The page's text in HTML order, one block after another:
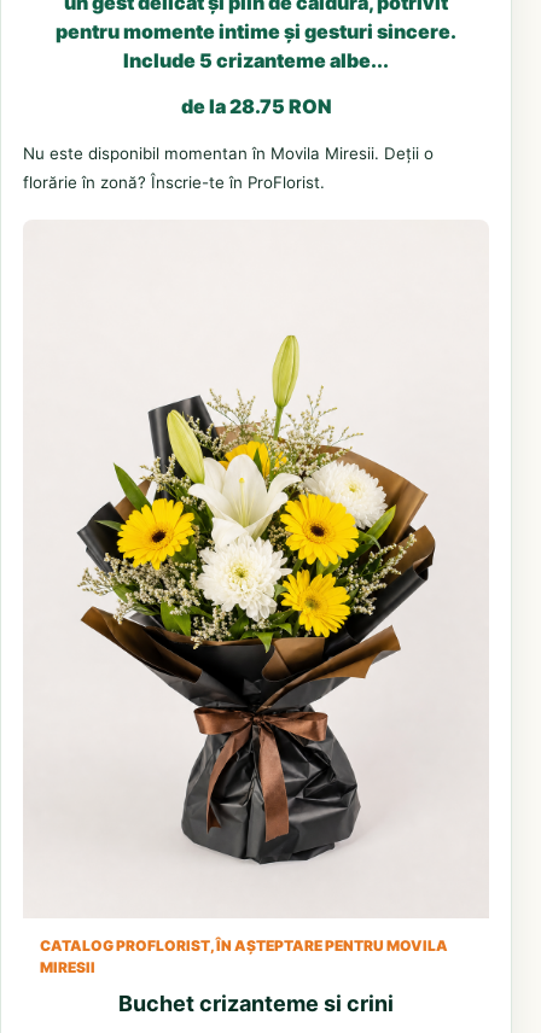
pentru momente intime și gesturi sincere.
Include 5 crizanteme albe...
de la 28.75 RON
Nu este disponibil momentan în Movila Miresii. Deții o
florărie în zonă? Înscrie-te în ProFlorist.
CATALOG PROFLORIST, ÎN AȘTEPTARE PENTRU MOVILA
MIRESII
Buchet crizanteme si crini